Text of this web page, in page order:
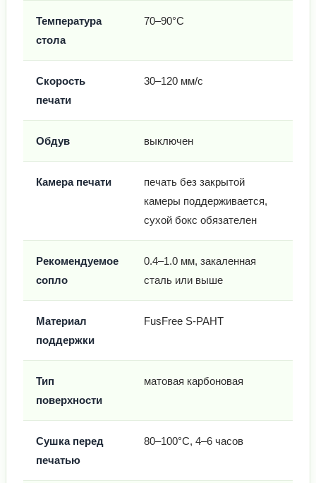
Температура
стола
70–90°C
Скорость
печати
30–120 мм/с
Обдув выключен
Камера печати
печать без закрытой
камеры поддерживается,
сухой бокс обязателен
Рекомендуемое
сопло
0.4–1.0 мм, закаленная
сталь или выше
Материал
поддержки
FusFree S-PAHT
Тип
поверхности
матовая карбоновая
Сушка перед
печатью
80–100°C, 4–6 часов